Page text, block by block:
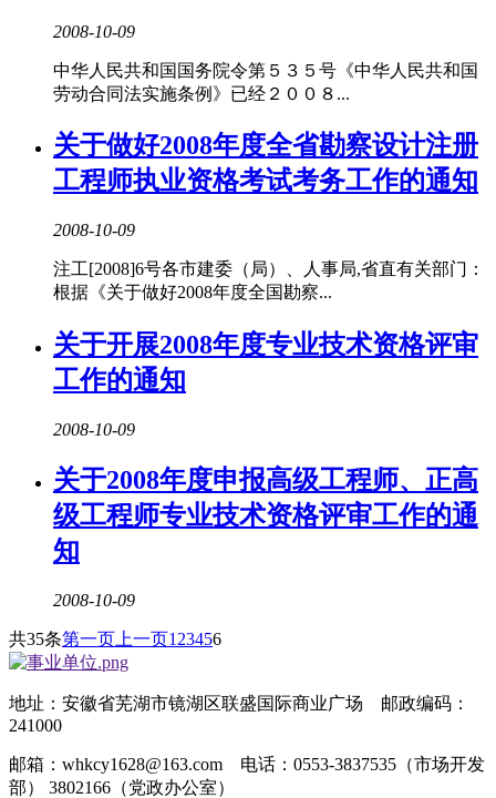
2008-10-09
中华人民共和国国务院令第５３５号《中华人民共和国
劳动合同法实施条例》已经２００８...
关于做好2008年度全省勘察设计注册
工程师执业资格考试考务工作的通知
2008-10-09
注工[2008]6号各市建委（局）、人事局,省直有关部门：
根据《关于做好2008年度全国勘察...
关于开展2008年度专业技术资格评审
工作的通知
2008-10-09
关于2008年度申报高级工程师、正高
级工程师专业技术资格评审工作的通
知
2008-10-09
共35条第一页 上一页1 23456
地址：安徽省芜湖市镜湖区联盛国际商业广场 邮政编码：
241000
邮箱：whkcy1628@163.com 电话：0553-3837535（市场开发
部） 3802166（党政办公室）